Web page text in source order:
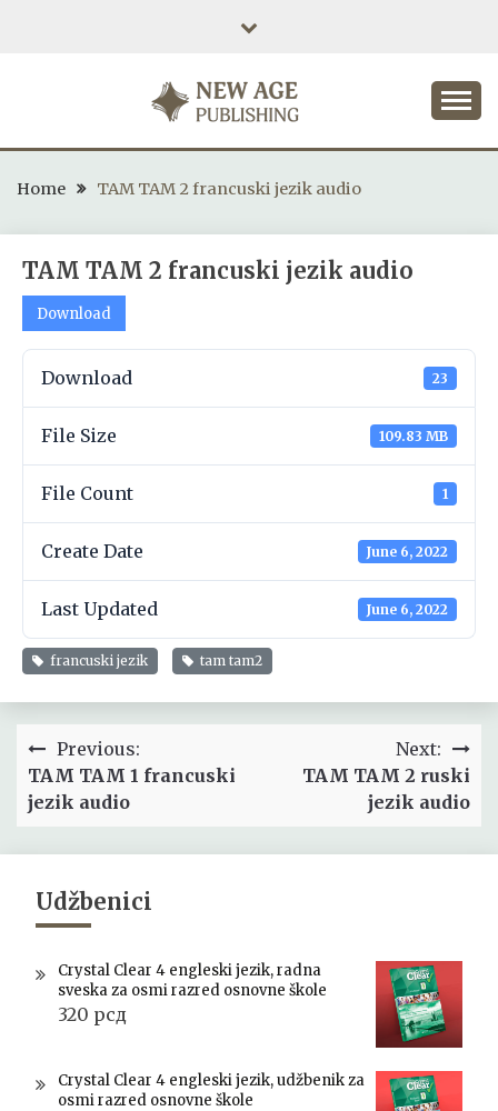
NEW AGE PUBLISHING
Home TAM TAM 2 francuski jezik audio
TAM TAM 2 francuski jezik audio
Download
Download 23
File Size 109.83 MB
File Count 1
Create Date June 6, 2022
Last Updated June 6, 2022
francuski jezik tam tam2
Post
navigation
Previous:
TAM TAM 1 francuski
jezik audio
Next:
TAM TAM 2 ruski
jezik audio
Udžbenici
Crystal Clear 4 engleski jezik, radna
sveska za osmi razred osnovne škole
320 рсд
Crystal Clear 4 engleski jezik, udžbenik za
osmi razred osnovne škole